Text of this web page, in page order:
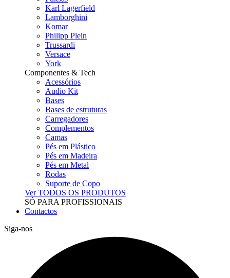
Karl Lagerfield
Lamborghini
Komar
Philipp Plein
Trussardi
Versace
York
Componentes & Tech
Acessórios
Audio Kit
Bases
Bases de estruturas
Carregadores
Complementos
Camas
Pés em Plástico
Pés em Madeira
Pés em Metal
Rodas
Suporte de Copo
Ver TODOS OS PRODUTOS
SÓ PARA PROFISSIONAIS
Contactos
Siga-nos